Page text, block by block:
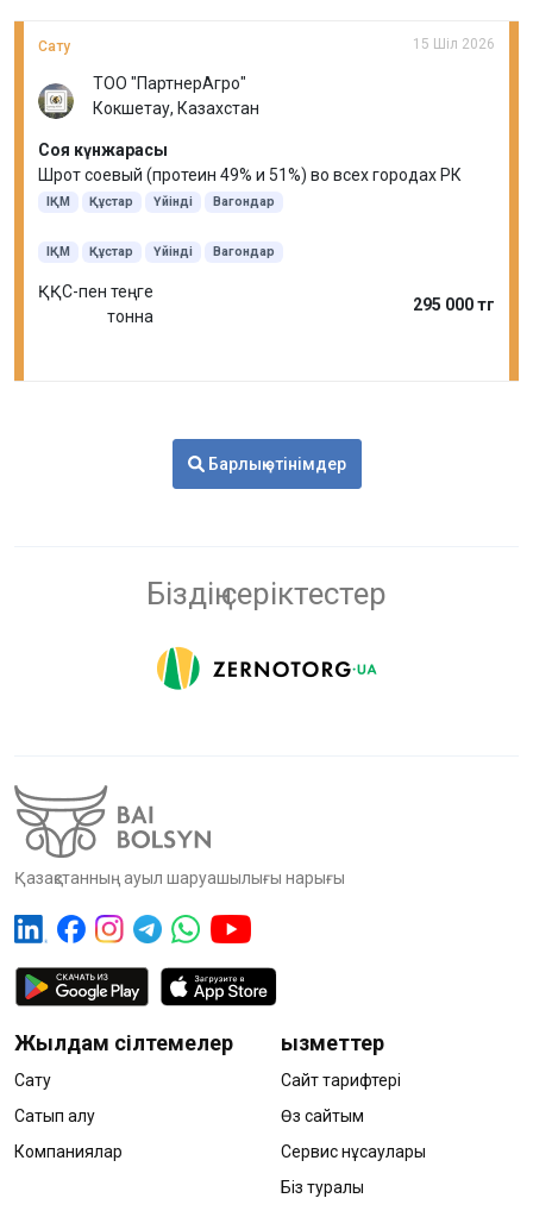
Сату 15 Шіл 2026
ТОО "ПартнерАгро"
Кокшетау, Казахстан
Соя күнжарасы
Шрот соевый (протеин 49% и 51%) во всех городах РК
ІҚМ Құстар Үйінді Вагондар
ІҚМ Құстар Үйінді Вагондар
ҚҚС-пен теңге
тонна
295 000 тг
Барлық өтінімдер
Біздің серіктестер
Қазақстанның ауыл шаруашылығы нарығы
Жылдам сілтемелер
Сату
Сатып алу
Компаниялар
Қызметтер
Сайт тарифтері
Өз сайтым
Сервис нұсқаулары
Біз туралы